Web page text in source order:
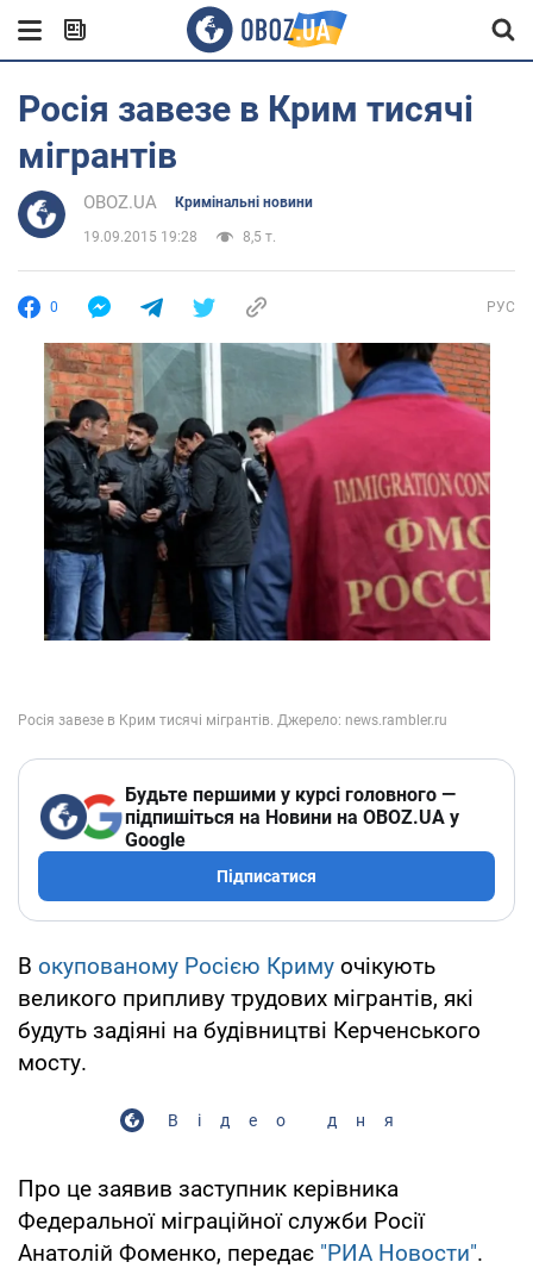
Росія завезе в Крим тисячі
мігрантів
OBOZ.UA Кримінальні новини
19.09.2015 19:28 8,5 т.
0 РУС
Будьте першими у курсі головного —
підпишіться на Новини на OBOZ.UA у
Google
Підписатися
В окупованому Росією Криму очікують
великого припливу трудових мігрантів, які
будуть задіяні на будівництві Керченського
мосту.
Відео дня
Про це заявив заступник керівника
Федеральної міграційної служби Росії
Анатолій Фоменко, передає "РИА Новости".